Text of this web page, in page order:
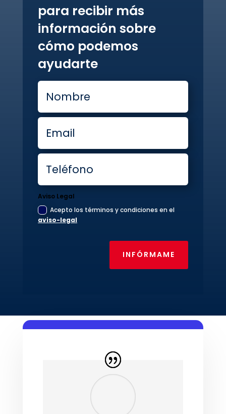
para recibir más
información sobre
cómo podemos
ayudarte
Aviso Legal
Acepto los términos y condiciones en el
aviso-legal
INFÓRMAME